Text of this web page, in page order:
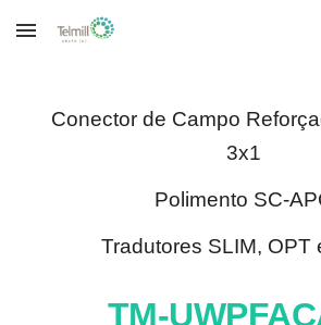
Skip to main content
Conector de Campo
3x1
Polimento SC-
Tradutores SLIM, OPT
TM-